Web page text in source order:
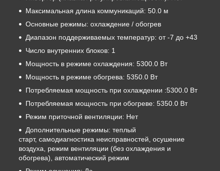
Максимальная длина коммуникаций: 50.0 м
Основные режимы: охлаждение / обогрев
Диапазон поддерживаемых температур: от -7 до +43
Число внутренних блоков: 1
Мощность в режиме охлаждения: 5300.0 Вт
Мощность в режиме обогрева: 5350.0 Вт
Потребляемая мощность при охлаждении :5300.0 Вт
Потребляемая мощность при обогреве: 5350.0 Вт
Режим приточной вентиляции: Нет
Дополнительные режимы: теплый
старт, самодиагностика неисправностей, осушение
воздуха, режим вентиляции (без охлаждения и
обогрева), автоматический режим